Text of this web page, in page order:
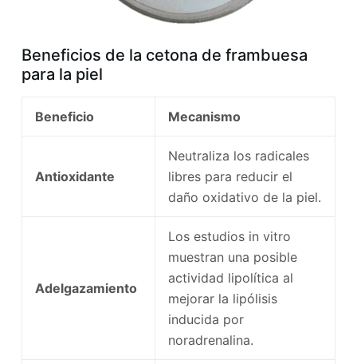
Beneficios de la cetona de frambuesa
para la piel
Beneficio Mecanismo
Antioxidante
Neutraliza los radicales
libres para reducir el
daño oxidativo de la piel.
Adelgazamiento
Los estudios in vitro
muestran una posible
actividad lipolítica al
mejorar la lipólisis
inducida por
noradrenalina.